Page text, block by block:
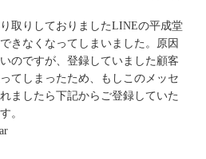
取りしておりましたLINEの平成堂
きなくなってしまいました。原因
のですが、登録していました顧客
てしまったため、もしこのメッセ
ましたら下記からご登録していた
。